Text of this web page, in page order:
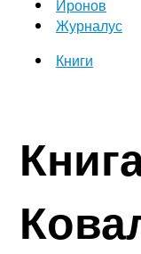
Иронов
Журналус
Книги